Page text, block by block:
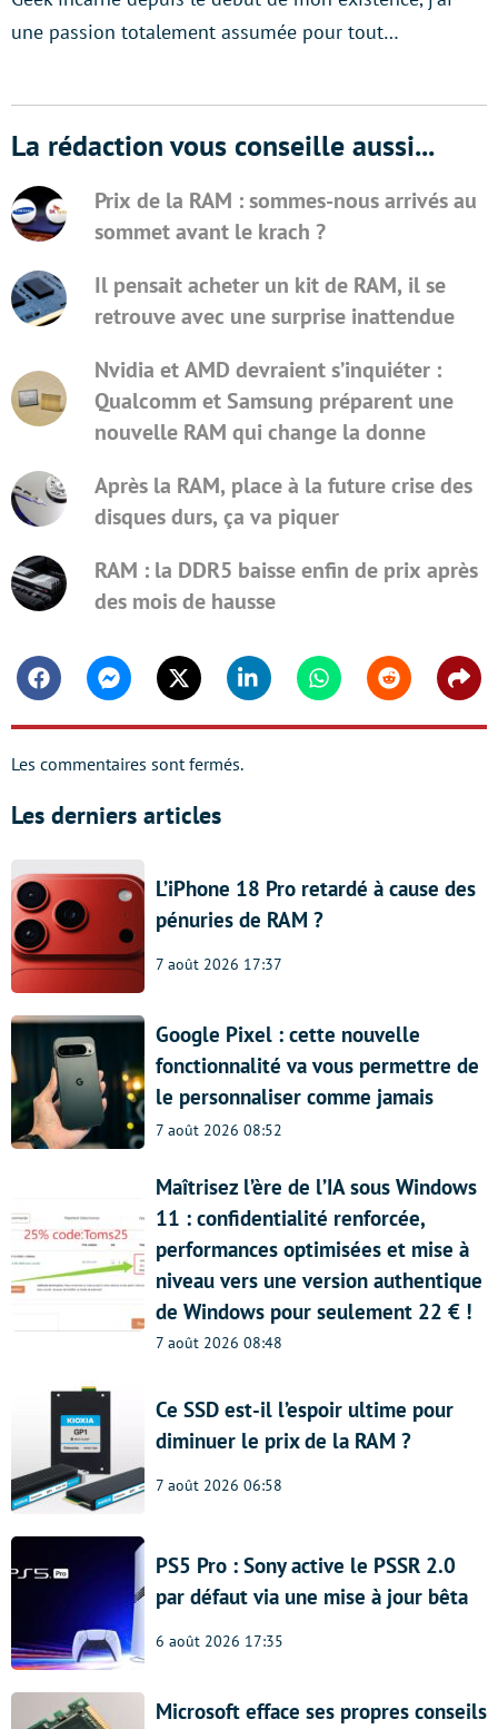
une passion totalement assumée pour tout…
La rédaction vous conseille aussi...
Prix de la RAM : sommes-nous arrivés au
sommet avant le krach ?
Il pensait acheter un kit de RAM, il se
retrouve avec une surprise inattendue
Nvidia et AMD devraient s’inquiéter :
Qualcomm et Samsung préparent une
nouvelle RAM qui change la donne
Après la RAM, place à la future crise des
disques durs, ça va piquer
RAM : la DDR5 baisse enfin de prix après
des mois de hausse
FacebookMessengerTwitter Linkedin WhatsappReddit
Les commentaires sont fermés.
Les derniers articles
L’iPhone 18 Pro retardé à cause des
pénuries de RAM ?
7 août 2026 17:37
Google Pixel : cette nouvelle
fonctionnalité va vous permettre de
le personnaliser comme jamais
7 août 2026 08:52
Maîtrisez l’ère de l’IA sous Windows
11 : confidentialité renforcée,
performances optimisées et mise à
niveau vers une version authentique
de Windows pour seulement 22 € !
7 août 2026 08:48
Ce SSD est-il l’espoir ultime pour
diminuer le prix de la RAM ?
7 août 2026 06:58
PS5 Pro : Sony active le PSSR 2.0
par défaut via une mise à jour bêta
6 août 2026 17:35
Microsoft efface ses propres conseils